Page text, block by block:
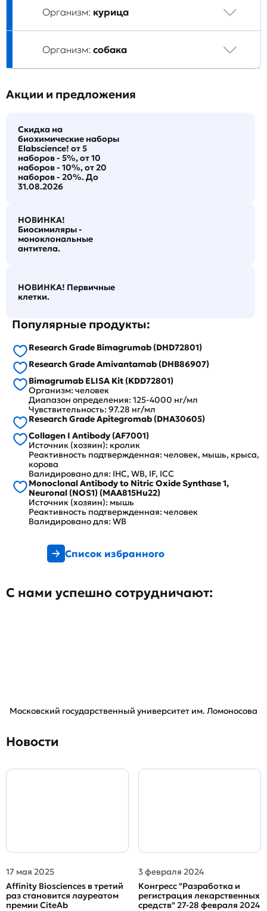
Организм: курица
Организм: собака
Акции и предложения
Скидка на
биохимические наборы
Elabscience! от 5
наборов - 5%, от 10
наборов - 10%, от 20
наборов - 20%. До
31.08.2026
НОВИНКА!
Биосимиляры -
моноклональные
антитела.
НОВИНКА! Первичные
клетки.
Популярные продукты:
Research Grade Bimagrumab (DHD72801)
Research Grade Amivantamab (DHB86907)
Bimagrumab ELISA Kit (KDD72801)
Организм: человек
Диапазон определения: 125-4000 нг/мл
Чувствительность: 97.28 нг/мл
Research Grade Apitegromab (DHA30605)
Collagen I Antibody (AF7001)
Источник (хозяин): кролик
Реактивность подтвержденная: человек, мышь, крыса,
корова
Валидировано для: IHC, WB, IF, ICC
Monoclonal Antibody to Nitric Oxide Synthase 1,
Neuronal (NOS1) (MAA815Hu22)
Источник (хозяин): мышь
Реактивность подтвержденная: человек
Валидировано для: WB
Список избранного
С нами успешно сотрудничают:
Московский государственный университет им. Ломоносова
Новости
17 мая 2025
Affinity Biosciences в третий
раз становится лауреатом
премии CiteAb
3 февраля 2024
Конгресс "Разработка и
регистрация лекарственных
средств" 27-28 февраля 2024